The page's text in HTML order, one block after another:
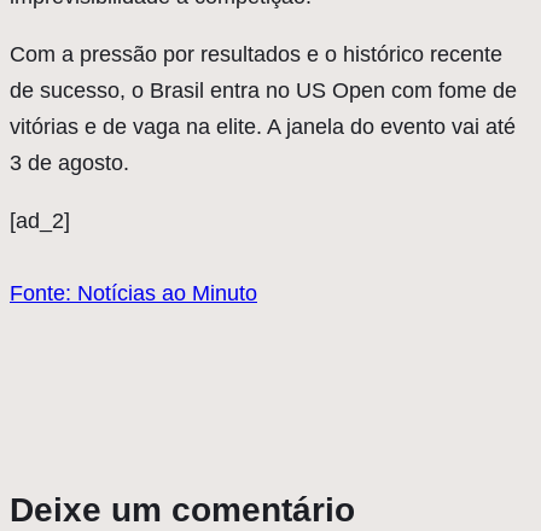
Com a pressão por resultados e o histórico recente
de sucesso, o Brasil entra no US Open com fome de
vitórias e de vaga na elite. A janela do evento vai até
3 de agosto.
[ad_2]
Fonte: Notícias ao Minuto
Deixe um comentário